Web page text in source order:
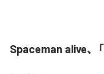
Spaceman alive、